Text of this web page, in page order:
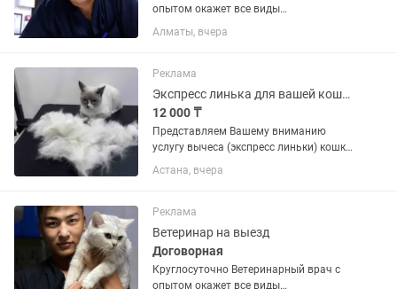
опытом окажет все виды
ветеринарных услуг: - Выезд врача на
дом; - вакцинация; - оформление
выезд) ; - оперативная хирургия; -...
Алматы, вчера
Реклама
Экспресс линька для вашей кошечки
12 000 ₸
Представляем Вашему вниманию
услугу вычеса (экспресс линьки) кошки
в условиях зоосалона. Входит в услугу:
🎀 Подстригание когтей 🎀 Обработка
основной 🎀 Мытье в уходовом...
Астана, вчера
Реклама
Ветеринар на выезд
Договорная
Круглосуточно Ветеринарный врач с
опытом окажет все виды